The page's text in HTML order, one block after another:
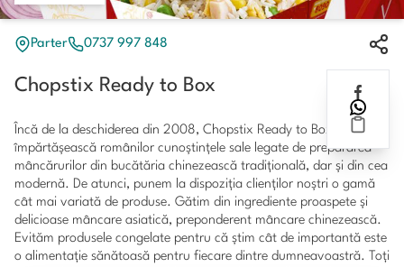
Parter 0737 997 848
Chopstix Ready to Box
Încă de la deschiderea din 2008, Chopstix Ready to Box a vrut să
împărtăşească românilor cunoştinţele sale legate de prepararea
mâncărurilor din bucătăria chinezească tradiţională, dar şi din cea
modernă. De atunci, punem la dispoziţia clienţilor noştri o gamă
cât mai variată de produse. Gătim din ingrediente proaspete şi
delicioase mâncare asiatică, preponderent mâncare chinezească.
Evităm produsele congelate pentru că ştim cât de importantă este
o alimentaţie sănătoasă pentru fiecare dintre dumneavoastră. Toţi